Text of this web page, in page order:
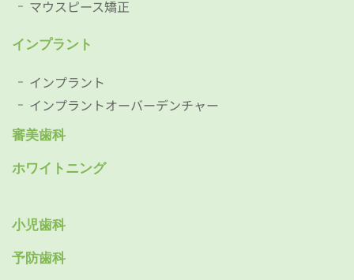
マウスピース矯正
インプラント
インプラント
インプラントオーバーデンチャー
審美歯科
ホワイトニング
小児歯科
予防歯科